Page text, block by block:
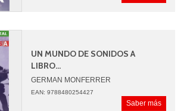
UN MUNDO DE SONIDOS A
LIBRO...
GERMAN MONFERRER
JUAN ANGEL PICAZO
EAN: 9788480254427
Saber más